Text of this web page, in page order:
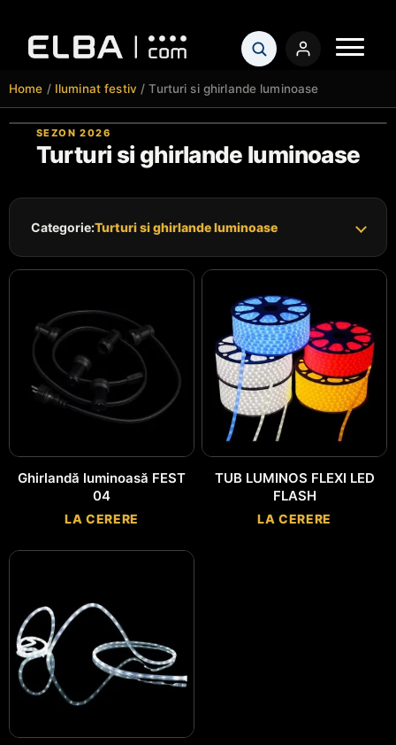
Home / Iluminat festiv / Turturi si ghirlande luminoase
Turturi si ghirlande luminoase
Categorie:Turturi si ghirlande luminoase
Ghirlandă luminoasă FEST
04
LA CERERE
TUB LUMINOS FLEXI LED
FLASH
LA CERERE